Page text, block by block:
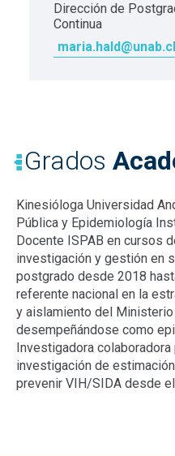
Dirección de
Continua
maria.hald@unab.cl
Grados
Kinesióloga Universidad
Pública y Epidemiología
Docente ISPAB en cursos
investigación y gestión en
postgrado desde 2018
referente nacional en la
y aislamiento del Ministerio
desempeñándose como
Investigadora
investigación de
prevenir VIH/SIDA desde